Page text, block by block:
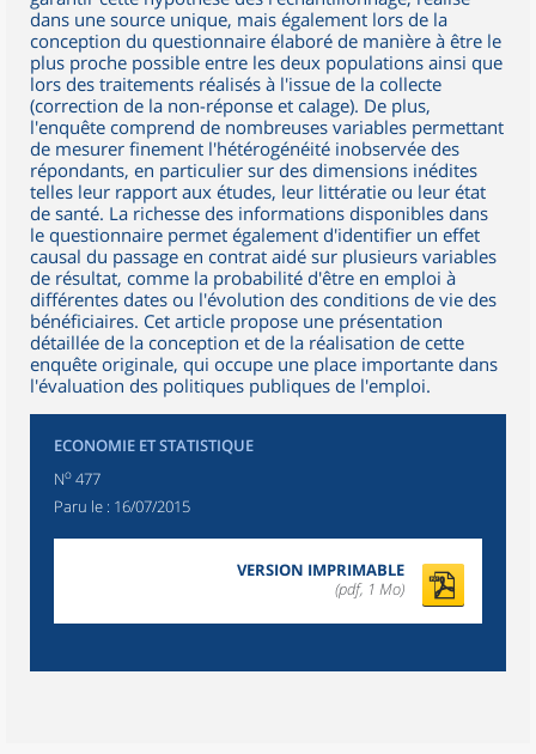
dans une source unique, mais également lors de la
conception du questionnaire élaboré de manière à être le
plus proche possible entre les deux populations ainsi que
lors des traitements réalisés à l'issue de la collecte
(correction de la non-réponse et calage). De plus,
l'enquête comprend de nombreuses variables permettant
de mesurer finement l'hétérogénéité inobservée des
répondants, en particulier sur des dimensions inédites
telles leur rapport aux études, leur littératie ou leur état
de santé. La richesse des informations disponibles dans
le questionnaire permet également d'identifier un effet
causal du passage en contrat aidé sur plusieurs variables
de résultat, comme la probabilité d'être en emploi à
différentes dates ou l'évolution des conditions de vie des
bénéficiaires. Cet article propose une présentation
détaillée de la conception et de la réalisation de cette
enquête originale, qui occupe une place importante dans
l'évaluation des politiques publiques de l'emploi.
ECONOMIE ET STATISTIQUE
No 477
Paru le : 16/07/2015
VERSION IMPRIMABLE
(pdf, 1 Mo)